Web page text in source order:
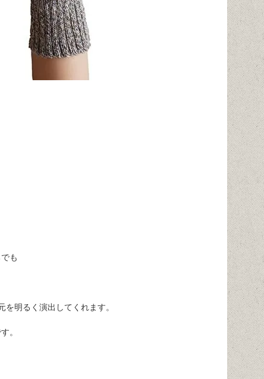
も
明るく演出してくれます。
。